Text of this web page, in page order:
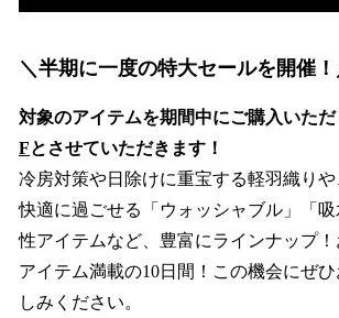
＼半期に一度の特大セールを開催！
対象のアイテムを期間中にご購入いただ
Fとさせていただきます！
冷房対策や日除けに重宝する軽羽織り
快適に過ごせる「ウォッシャブル」「
性アイテムなど、豊富にラインナップ
アイテム満載の10日間！この機会にぜ
しみください。